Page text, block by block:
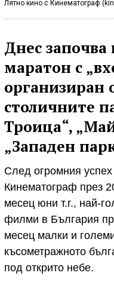
Лятно кино с Кинематограф
Днес
маратон с
организиран
столичните
Троица“,
„Западен
След огромния
Кинематограф през
месец юни т.г., най-
филми в България
месец малки и
късометражното
под открито небе.